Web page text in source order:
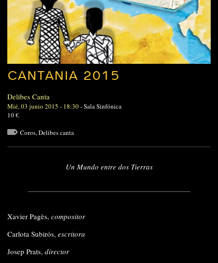
CANTANIA 2015
Delibes Canta
Mié, 03 junio 2015 - 18:30-Sala Sinfónica
10 €
Coros,Delibes canta
Un Mundo entre dos Tierras
Xavier Pagès, compositor
Carlota Subirós, escritora
Josep Prats, director